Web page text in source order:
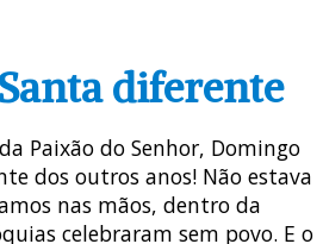
diferente
Paixão do Senhor, Domingo
dos outros anos! Não estava
nas mãos, dentro da
celebraram sem povo. E o